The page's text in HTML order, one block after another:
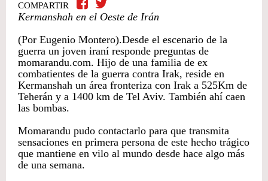
COMPARTIR
Kermanshah en el Oeste de Irán
(Por Eugenio Montero).Desde el escenario de la
guerra un joven iraní responde preguntas de
momarandu.com. Hijo de una familia de ex
combatientes de la guerra contra Irak, reside en
Kermanshah un área fronteriza con Irak a 525Km de
Teherán y a 1400 km de Tel Aviv. También ahí caen
las bombas.
Momarandu pudo contactarlo para que transmita
sensaciones en primera persona de este hecho trágico
que mantiene en vilo al mundo desde hace algo más
de una semana.